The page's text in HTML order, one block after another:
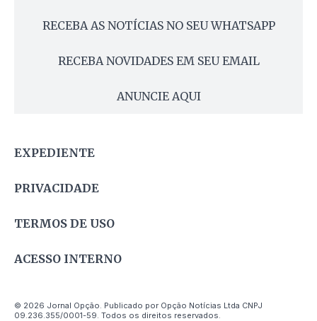
RECEBA AS NOTÍCIAS NO SEU WHATSAPP
RECEBA NOVIDADES EM SEU EMAIL
ANUNCIE AQUI
EXPEDIENTE
PRIVACIDADE
TERMOS DE USO
ACESSO INTERNO
© 2026 Jornal Opção. Publicado por Opção Notícias Ltda CNPJ
09.236.355/0001-59. Todos os direitos reservados.